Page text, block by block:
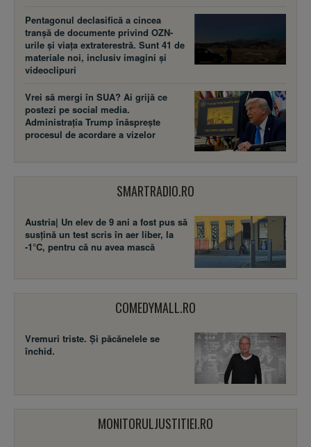
Pentagonul declasifică a cincea
tranșă de documente privind OZN-
urile și viața extraterestră. Sunt 41 de
materiale noi, inclusiv imagini și
videoclipuri
Vrei să mergi în SUA? Ai grijă ce
postezi pe social media.
Administrația Trump înăsprește
procesul de acordare a vizelor
SMARTRADIO.RO
Austria| Un elev de 9 ani a fost pus să
susţină un test scris în aer liber, la
-1°C, pentru că nu avea mască
COMEDYMALL.RO
Vremuri triste. Şi păcănelele se
închid.
MONITORULJUSTITIEI.RO